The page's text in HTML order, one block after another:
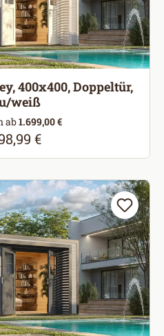
400x400, Doppeltür,
weiß
ab1.699,00 €
Preis:
€